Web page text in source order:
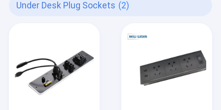
Under Desk Plug Sockets (2)